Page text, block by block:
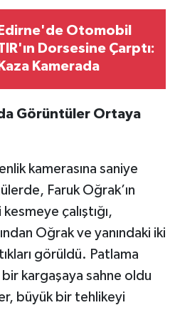
Edirne'de Otomobil
Dorsesine Çarptı:
Kaza Kamerada
Görüntüler Ortaya
kamerasına saniye
Faruk Oğrak’ın
çalıştığı,
Oğrak ve yanındaki iki
görüldü. Patlama
bir kargaşaya sahne oldu
büyük bir tehlikeyi